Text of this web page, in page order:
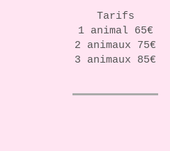
Tarifs
1 animal 65€
2 animaux 75€
3 animaux 85€